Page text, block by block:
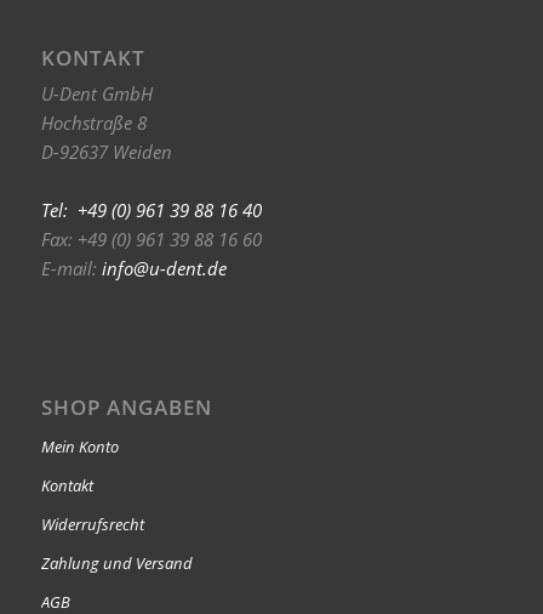
KONTAKT
U-Dent GmbH
Hochstraße 8
D-92637 Weiden
Tel: +49 (0) 961 39 88 16 40
Fax: +49 (0) 961 39 88 16 60
E-mail: info@u-dent.de
SHOP ANGABEN
Mein Konto
Kontakt
Widerrufsrecht
Zahlung und Versand
AGB